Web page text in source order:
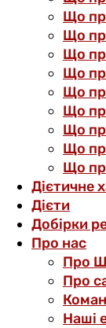
Що
Що
Що
Що
Що
Що
Що
Що
Що
Дієтичне
Дієти
Добірки
Про нас
Про
Про
Наші